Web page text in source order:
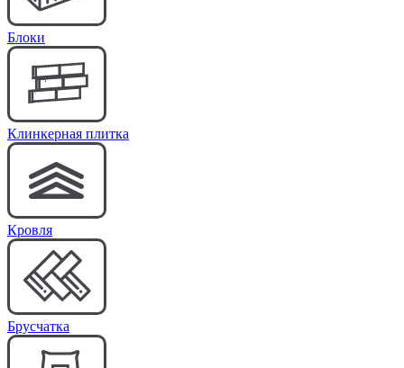
Блоки
Клинкерная плитка
Кровля
Брусчатка